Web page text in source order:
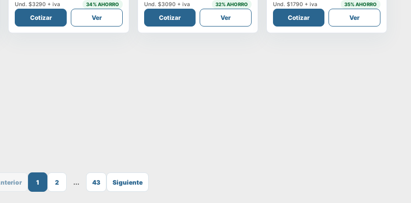
Und.$3290 + iva 34% AHORRO
Cotizar Ver
Und. $3090 + iva 32% AHORRO
Cotizar Ver
Und. $1790 + iva 35% AHORRO
Cotizar Ver
1 2 ... 43 Siguiente